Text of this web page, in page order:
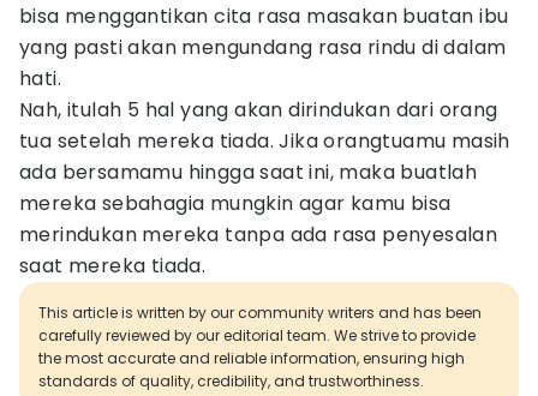
bisa menggantikan cita rasa masakan buatan ibu
yang pasti akan mengundang rasa rindu di dalam
hati.
Nah, itulah 5 hal yang akan dirindukan dari orang
tua setelah mereka tiada. Jika orangtuamu masih
ada bersamamu hingga saat ini, maka buatlah
mereka sebahagia mungkin agar kamu bisa
merindukan mereka tanpa ada rasa penyesalan
saat mereka tiada.
This article is written by our community writers and has been
carefully reviewed by our editorial team. We strive to provide
the most accurate and reliable information, ensuring high
standards of quality, credibility, and trustworthiness.